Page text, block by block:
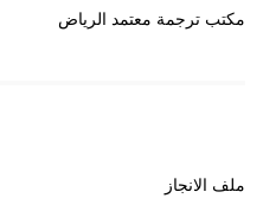
مكتب ترجمة معتمد الرياض
ملف الانجاز